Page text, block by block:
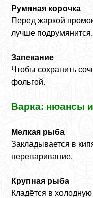
Румяная корочка
Перед жаркой
лучше подрумянится.
Запекание
Чтобы сохранить
фольгой.
Варка: нюансы
Мелкая рыба
Закладывается в
переваривание.
Крупная рыба
Кладётся в